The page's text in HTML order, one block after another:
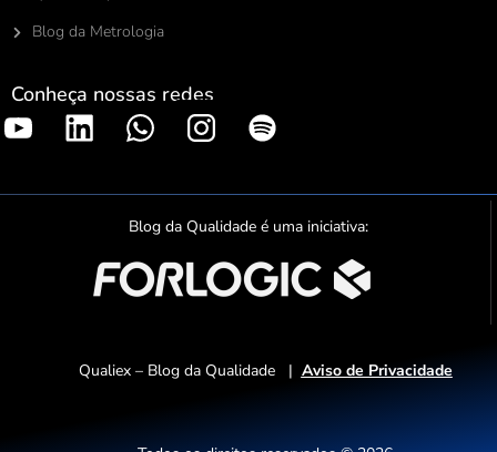
Blog da Metrologia
Conheça nossas redes
S
o
t
i
f
y
Blog da Qualidade é uma iniciativa:
Qualiex – Blog da Qualidade | Aviso de Privacidade